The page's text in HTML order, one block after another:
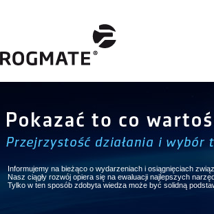
Informujemy na bieżąco o wydarzeniach i osiągnięciach
Nasz ciągły rozwój opiera się na ewaluacji najlepszych
Tylko w ten sposób zdobyta wiedza może być solidną